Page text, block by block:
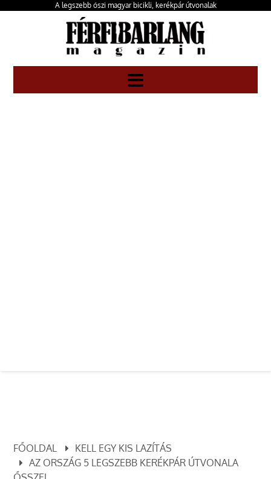
A legszebb őszi magyar bicikli, kerékpár útvonalak
FŐOLDAL
KELL EGY KIS LAZÍTÁS
AZ ORSZÁG 5 LEGSZEBB KERÉKPÁR ÚTVONALA